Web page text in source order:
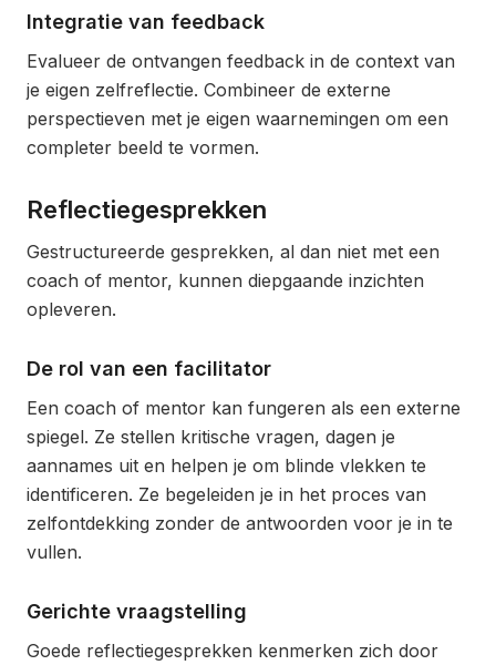
Integratie van feedback
Evalueer de ontvangen feedback in de context van
je eigen zelfreflectie. Combineer de externe
perspectieven met je eigen waarnemingen om een
completer beeld te vormen.
Reflectiegesprekken
Gestructureerde gesprekken, al dan niet met een
coach of mentor, kunnen diepgaande inzichten
opleveren.
De rol van een facilitator
Een coach of mentor kan fungeren als een externe
spiegel. Ze stellen kritische vragen, dagen je
aannames uit en helpen je om blinde vlekken te
identificeren. Ze begeleiden je in het proces van
zelfontdekking zonder de antwoorden voor je in te
vullen.
Gerichte vraagstelling
Goede reflectiegesprekken kenmerken zich door